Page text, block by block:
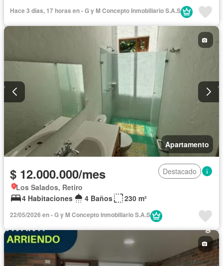
Hace 3 días, 17 horas en - G y M Concepto Inmobiliario S.A.S
Apartamento
$ 12.000.000/mes
Destacado
Los Salados, Retiro
4 Habitaciones
4 Baños 230 m²
22/05/2026 en - G y M Concepto Inmobiliario S.A.S